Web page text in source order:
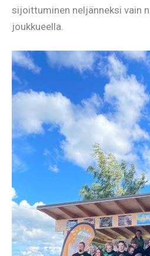
sijoittuminen neljänneksi vain
joukkueella.